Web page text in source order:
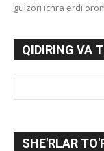
gulzori ichra erdi
QIDIRING VA
SHE'RLAR